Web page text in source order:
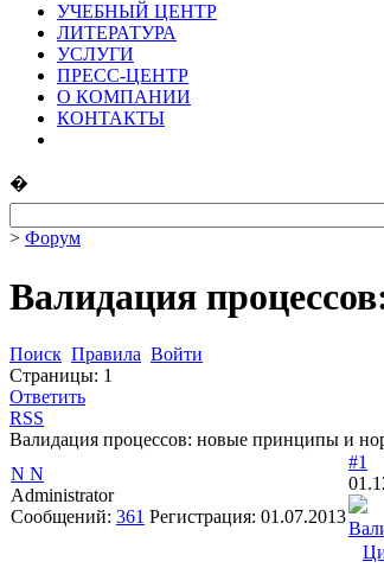
УЧЕБНЫЙ ЦЕНТР
ЛИТЕРАТУРА
УСЛУГИ
ПРЕСС-ЦЕНТР
О КОМПАНИИ
КОНТАКТЫ
�
> Форум
Валидация
Поиск Правила Войти
Страницы: 1
Ответить
RSS
Валидация процессов: новые принципы и
N N
Administrator
Сообщений: 361 Регистрация: 01.07.2013
#1